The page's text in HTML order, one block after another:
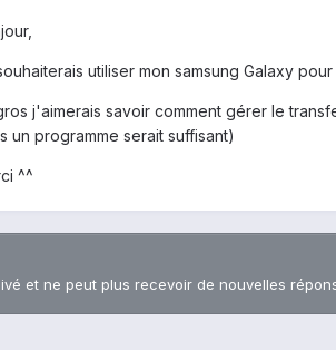
utiliser mon samsung Galaxy
j'aimerais savoir comment gérer le
un programme serait suffisant)
^^
et ne peut plus recevoir de nouvelles